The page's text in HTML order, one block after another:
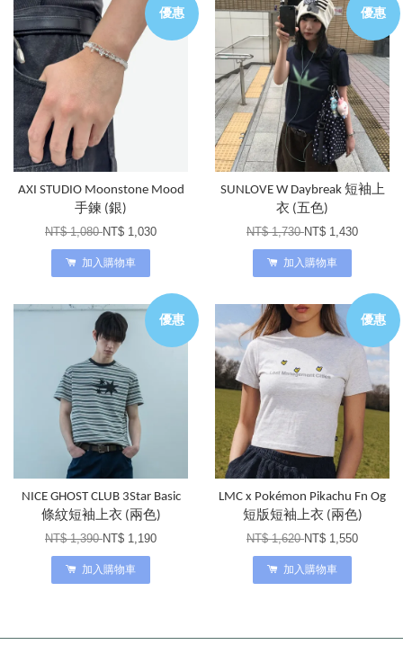
優惠
AXI STUDIO Moonstone Mood
手鍊 (銀)
NT$ 1,080NT$ 1,030
加入購物車
優惠
SUNLOVE W Daybreak 短袖上
衣 (五色)
NT$ 1,730NT$ 1,430
加入購物車
優惠
NICE GHOST CLUB 3Star Basic
條紋短袖上衣 (兩色)
NT$ 1,390NT$ 1,190
加入購物車
優惠
LMC x Pokémon Pikachu Fn Og
短版短袖上衣 (兩色)
NT$ 1,620NT$ 1,550
加入購物車